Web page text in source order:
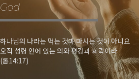
God
하나님의 나라는 먹는 것과 마시는 것이 아니요
오직 성령 안에 있는 의와 평강과 희락이라
(롬14:17)